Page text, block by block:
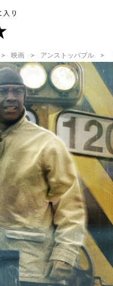
映画 アンストッパブル